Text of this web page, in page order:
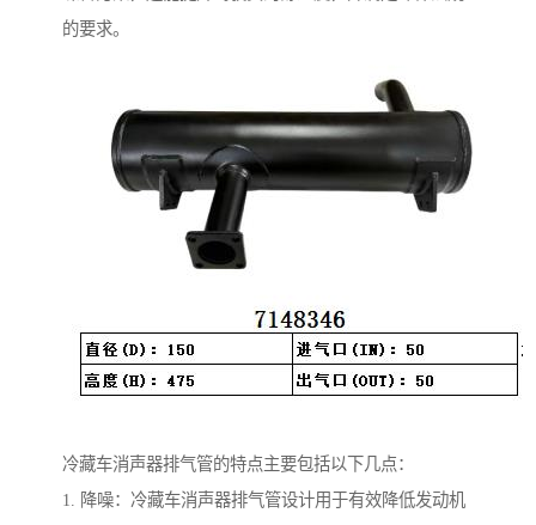
的要求。
冷藏车消声器排气管的特点主要包括以下几点：
1. 降噪：冷藏车消声器排气管设计用于有效降低发动机